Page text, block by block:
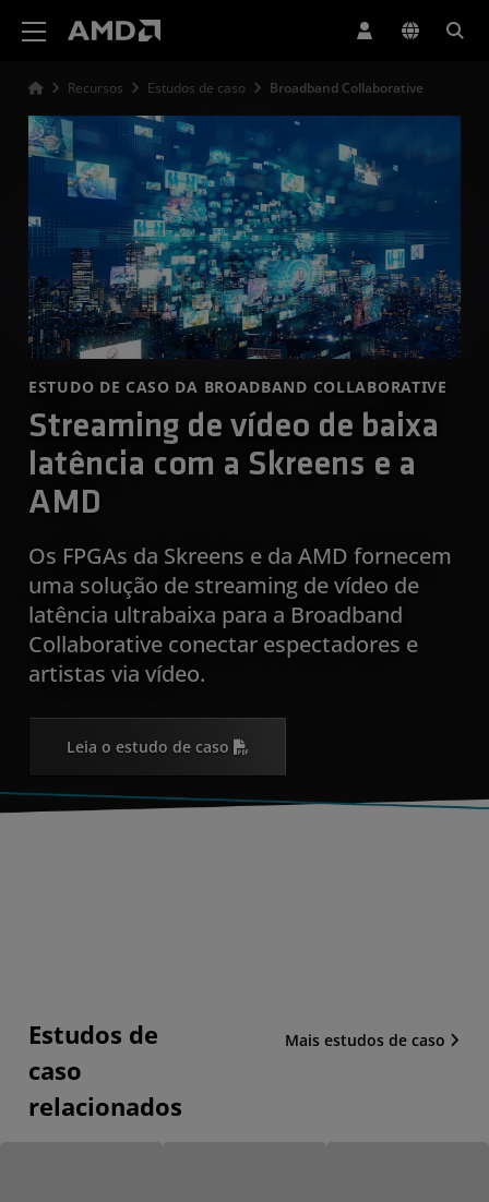
Recursos Estudos de caso Broadband Collaborative
ESTUDO DE CASO DA BROADBAND COLLABORATIVE
Streaming de vídeo de baixa
latência com a Skreens e a
AMD
Os FPGAs da Skreens e da AMD fornecem
uma solução de streaming de vídeo de
latência ultrabaixa para a Broadband
Collaborative conectar espectadores e
artistas via vídeo.
Leia o estudo de caso
Estudos de
caso
relacionados
Mais estudos de caso